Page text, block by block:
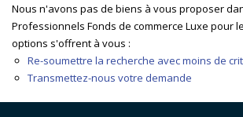
NOTRE AGENCE
EXTRANET
Créer une alerte
Nous n'avons pas de biens à vous proposer
Professionnels Fonds de commerce Luxe pour
options s'offrent à vous :
Re-soumettre la recherche avec moins de
Transmettez-nous votre demande